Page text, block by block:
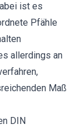
ist es
Pfähle
allerdings an
Maß
DIN